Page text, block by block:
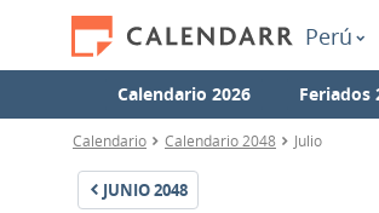
Perú
Calendario 2026 Feriados
Calendario Calendario 2048 Julio
JUNIO2048